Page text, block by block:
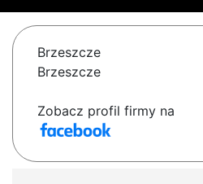
Brzeszcze
Brzeszcze
Zobacz profil firmy na